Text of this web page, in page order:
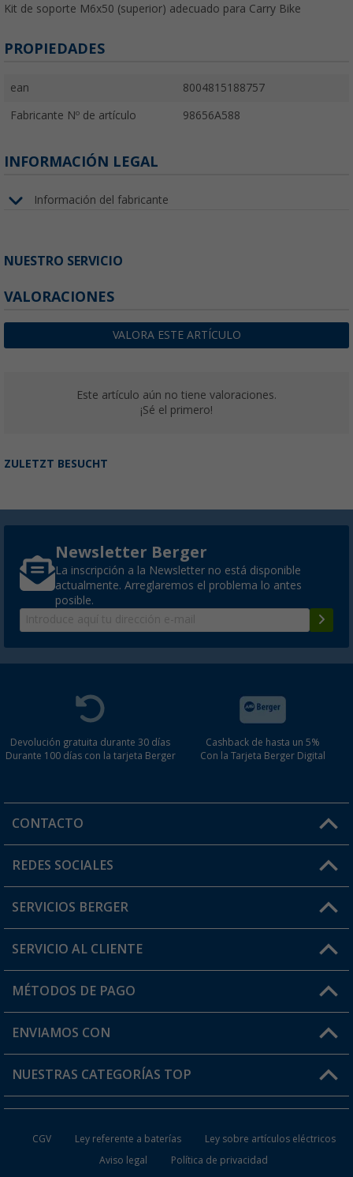
Kit de soporte M6x50 (superior) adecuado para Carry Bike
PROPIEDADES
ean 8004815188757
Fabricante Nº de artículo 98656A588
INFORMACIÓN LEGAL
Información del fabricante
NUESTRO SERVICIO
VALORACIONES
VALORA ESTE ARTÍCULO
Este artículo aún no tiene valoraciones.
¡Sé el primero!
ZULETZT BESUCHT
Newsletter Berger
La inscripción a la Newsletter no está disponible
actualmente. Arreglaremos el problema lo antes
posible.
Devolución gratuita durante 30 días
Durante 100 días con la tarjeta Berger
Cashback de hasta un 5%
Con la Tarjeta Berger Digital
CONTACTO
Horario de atención al cliente:
¿Tienes alguna duda?
REDES SOCIALES
SERVICIOS BERGER
Conviértete en distribuidor
Mi cuenta
Tarjeta Berger Digital
SERVICIO AL CLIENTE
FAQ y Contacto
Información de envío
¿Dónde está mi pedido?
MÉTODOS DE PAGO
ENVIAMOS CON
NUESTRAS CATEGORÍAS TOP
CGV Ley referente a baterías
Ley sobre artículos eléctricos
Aviso legal
Política de privacidad